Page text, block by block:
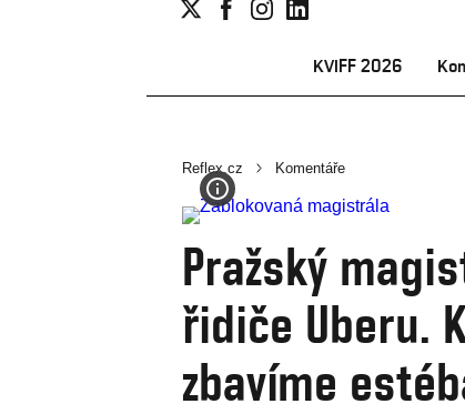
KVIFF 2026
Reflex.cz Komentáře
Pražský
řidiče Uberu.
zbavíme